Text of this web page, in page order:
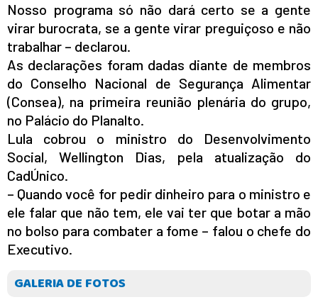
Nosso programa só não dará certo se a gente
virar burocrata, se a gente virar preguiçoso e não
trabalhar – declarou.
As declarações foram dadas diante de membros
do Conselho Nacional de Segurança Alimentar
(Consea), na primeira reunião plenária do grupo,
no Palácio do Planalto.
Lula cobrou o ministro do Desenvolvimento
Social, Wellington Dias, pela atualização do
CadÚnico.
– Quando você for pedir dinheiro para o ministro e
ele falar que não tem, ele vai ter que botar a mão
no bolso para combater a fome – falou o chefe do
Executivo.
GALERIA DE FOTOS